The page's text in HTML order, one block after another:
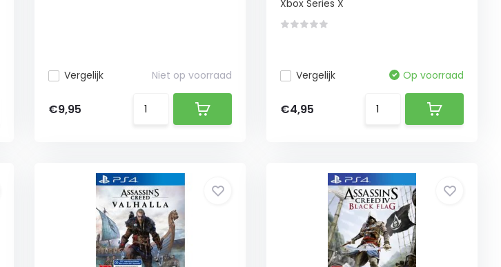
Vergelijk Niet op voorraad
€9,95
Xbox Series X
Vergelijk Op voorraad
€4,95